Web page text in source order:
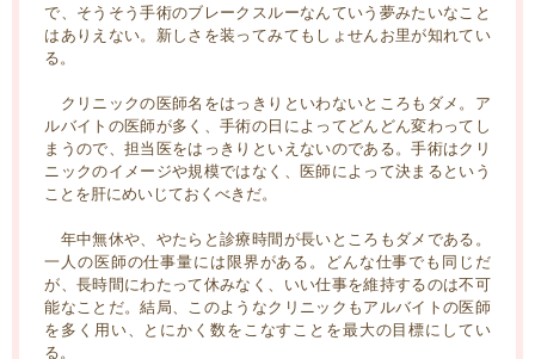
で、そうそう手術のブレークスルーなんていう夢みたいなこと
はありえない。新しさを装ってみてもしょせんお里が知れてい
る。
クリニックの医師名をはっきりといわないところもダメ。ア
ルバイトの医師が多く、手術の日によってどんどん変わってし
まうので、担当医をはっきりといえないのである。手術はクリ
ニックのイメージや規模ではなく、医師によって決まるという
ことを肝にめいじておくべきだ。
年中無休や、やたらと診療時間が長いところもダメである。
一人の医師の仕事量には限界がある。どんな仕事でも同じだ
が、長時間にわたって休みなく、いい仕事を維持するのは不可
能なことだ。結局、このようなクリニックもアルバイトの医師
を多く用い、とにかく数をこなすことを最大の目標にしてい
る。